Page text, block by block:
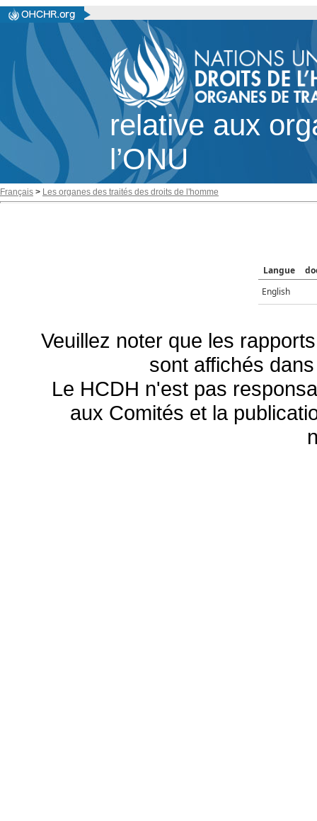
relative aux
l’ONU
Français > Les organes des traités des droits de l'homme
Langue
English
Veuillez noter que les
sont affichés
Le HCDH n'est pas
aux Comités et la